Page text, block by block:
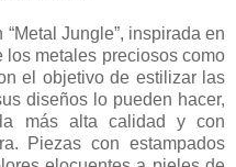
“Metal Jungle”, inspirada en
los metales preciosos como
el objetivo de estilizar las
diseños lo pueden hacer,
más alta calidad y con
Piezas con estampados